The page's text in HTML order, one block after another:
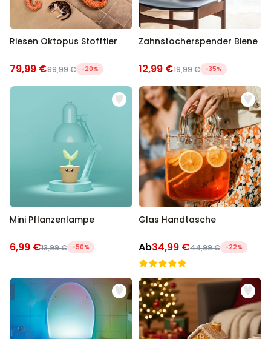
Riesen Oktopus Stofftier
79,99 €99,99 € -20%
Zahnstocherspender Biene
12,99 €19,99 € -35%
Mini Pflanzenlampe
6,99 €13,99 € -50%
Glas Handtasche
Ab34,99 €44,99 € -22%